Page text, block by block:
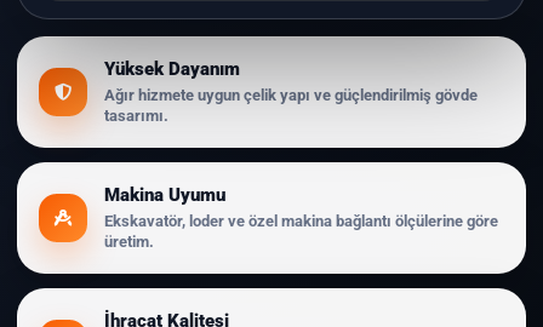
Yüksek Dayanım
Ağır hizmete uygun çelik yapı ve güçlendirilmiş gövde
tasarımı.
Makina Uyumu
Ekskavatör, loder ve özel makina bağlantı ölçülerine göre
üretim.
İhracat Kalitesi